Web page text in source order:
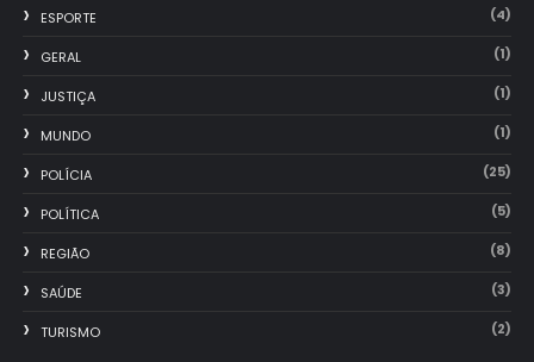
ESPORTE (4)
GERAL (1)
JUSTIÇA (1)
MUNDO (1)
POLÍCIA (25)
POLÍTICA (5)
REGIÃO (8)
SAÚDE (3)
TURISMO (2)